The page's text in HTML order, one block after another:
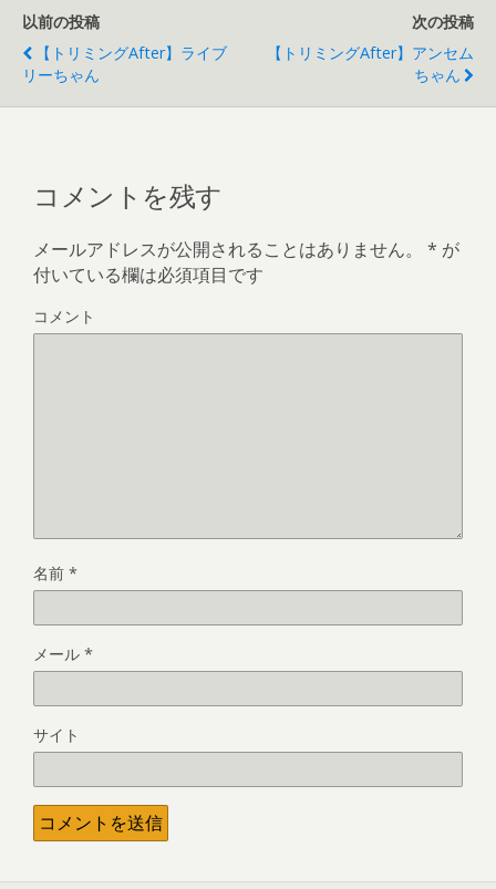
以前の投稿
【トリミングAfter】ライブ
リーちゃん
次の投稿
【トリミングAfter】アンセム
ちゃん
コメントを残す
メールアドレスが公開されることはありません。 * が
付いている欄は必須項目です
コメント
名前 *
メール *
サイト